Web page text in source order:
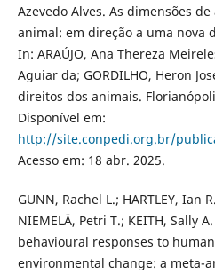
Azevedo Alves. As dimensões
animal: em direção a uma nova
In: ARAÚJO, Ana Thereza
Aguiar da; GORDILHO, Heron
direitos dos animais.
Disponível em:
http://site.conpedi.org.br/
Acesso em: 18 abr. 2025.
GUNN, Rachel L.; HARTLEY, Ian
NIEMELÄ, Petri T.; KEITH, Sally
behavioural responses to
environmental change: a meta-